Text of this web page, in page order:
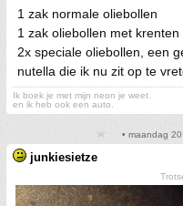
1 zak normale oliebollen
1 zak oliebollen met
2x speciale oliebollen, een
nutella die ik nu zit op te
Ik boek je met mijn neon je weet.
en ik heb ook een auto.
• maandag
junkiesietze